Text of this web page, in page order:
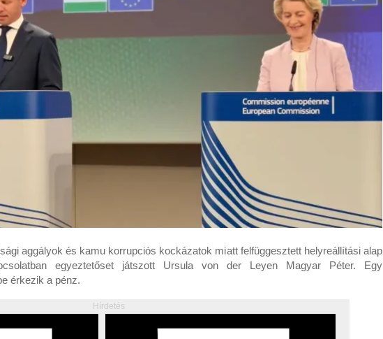
aggályok és kamu korrupciós kockázatok miatt felfüggesztett helyreállítási alap
egyeztetőset játszott Ursula von der Leyen Magyar Péter. Egy
érkezik a pénz.
Hírdetés